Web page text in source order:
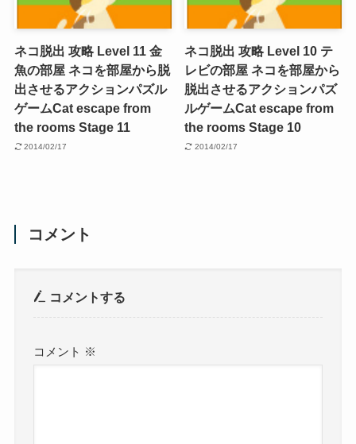
ネコ脱出 攻略 Level 11 金
魚の部屋 ネコを部屋から脱
出させるアクションパズル
ゲームCat escape from
the rooms Stage 11
2014/02/17
ネコ脱出 攻略 Level 10 テ
レビの部屋 ネコを部屋から
脱出させるアクションパズ
ルゲームCat escape from
the rooms Stage 10
2014/02/17
コメント
コメントする
コメント ※